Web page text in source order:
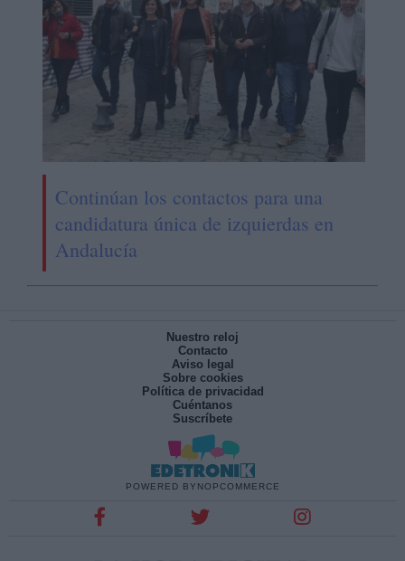
Continúan los contactos para una
candidatura única de izquierdas en
Andalucía
Nuestro reloj
Contacto
Aviso legal
Sobre cookies
Política de privacidad
Cuéntanos
Suscríbete
POWERED BY NOPCOMMERCE